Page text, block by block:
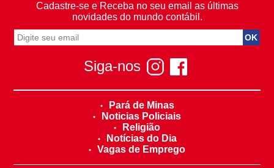
Cadastre-se e Receba no seu email as últimas
novidades do mundo contábil.
Siga-nos
Pará de Minas
Noticias Policiais
Religião
Notícias do Dia
Vagas de Emprego